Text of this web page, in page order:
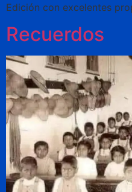
Edición con excelentes
Recuerdos